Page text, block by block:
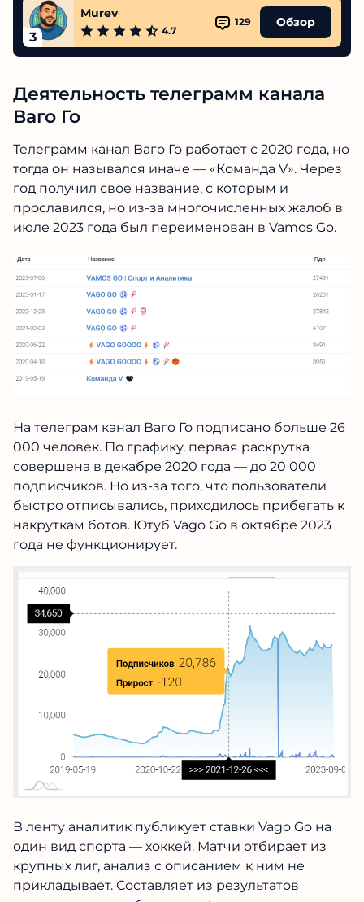
3
Murev
4.7
129 Обзор
Деятельность телеграмм канала
Ваго Го
Телеграмм канал Ваго Го работает с 2020 года, но
тогда он назывался иначе — «Команда V». Через
год получил свое название, с которым и
прославился, но из-за многочисленных жалоб в
июле 2023 года был переименован в Vamos Go.
На телеграм канал Ваго Го подписано больше 26
000 человек. По графику, первая раскрутка
совершена в декабре 2020 года — до 20 000
подписчиков. Но из-за того, что пользователи
быстро отписывались, приходилось прибегать к
накруткам ботов. Ютуб Vago Go в октябре 2023
года не функционирует.
В ленту аналитик публикует ставки Vago Go на
один вид спорта — хоккей. Матчи отбирает из
крупных лиг, анализ с описанием к ним не
прикладывает. Составляет из результатов